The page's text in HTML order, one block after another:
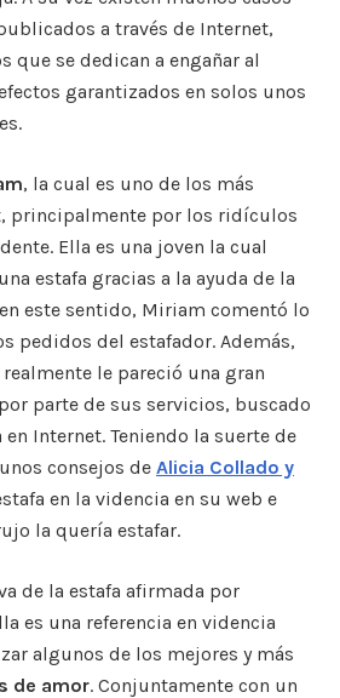
a través de Internet,
que se dedican a engañar al
garantizados en solos unos
, la cual es uno de los más
principalmente por los ridículos
Ella es una joven la cual
estafa gracias a la ayuda de la
este sentido, Miriam comentó lo
pedidos del estafador. Además,
le pareció una gran
parte de sus servicios, buscado
Internet. Teniendo la suerte de
consejos de Alicia Collado y
en la videncia en su web e
la quería estafar.
de la estafa afirmada por
es una referencia en videncia
algunos de los mejores y más
de amor. Conjuntamente con un